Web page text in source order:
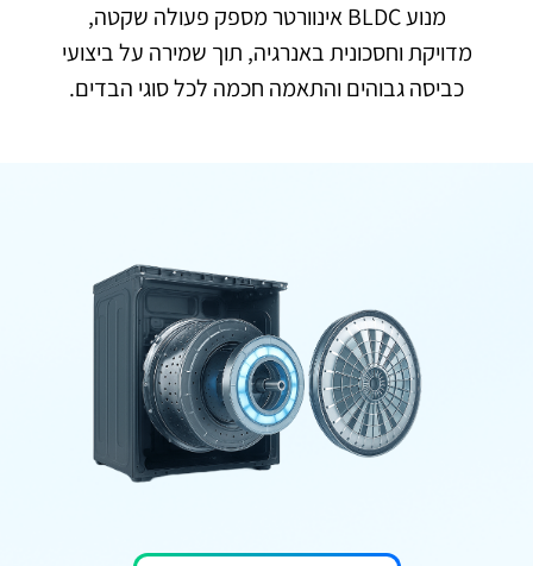
מנוע BLDC אינוורטר מספק פעולה שקטה,
מדויקת וחסכונית באנרגיה, תוך שמירה על ביצועי
כביסה גבוהים והתאמה חכמה לכל סוגי הבדים.